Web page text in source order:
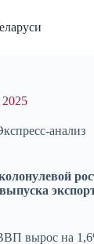
анализ
вырос на